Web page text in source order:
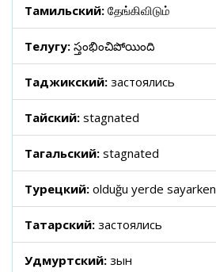
Тамильский: தேங்கிவிடும்
Телугу: స్తంభించిపోయింది
Таджикский: застоялись
Тайский: stagnated
Тагальский: stagnated
Турецкий: olduğu yerde sayarken
Татарский: застоялись
Удмуртский: зын